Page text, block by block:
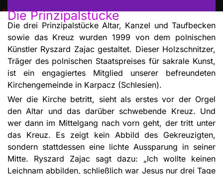
Die Prinzipalstücke
Die drei Prinzipalstücke Altar, Kanzel und Taufbecken
sowie das Kreuz wurden 1999 von dem polnischen
Künstler Ryszard Zajac gestaltet. Dieser Holzschnitzer,
Träger des polnischen Staatspreises für sakrale Kunst,
ist ein engagiertes Mitglied unserer befreundeten
Kirchengemeinde in Karpacz (Schlesien).
Wer die Kirche betritt, sieht als erstes vor der Orgel
den Altar und das darüber schwebende Kreuz. Und
wer dann im Mittelgang nach vorn geht, der tritt unter
das Kreuz. Es zeigt kein Abbild des Gekreuzigten,
sondern stattdessen eine lichte Aussparung in seiner
Mitte. Ryszard Zajac sagt dazu: „Ich wollte keinen
Leichnam abbilden, schließlich war Jesus nur drei Tage